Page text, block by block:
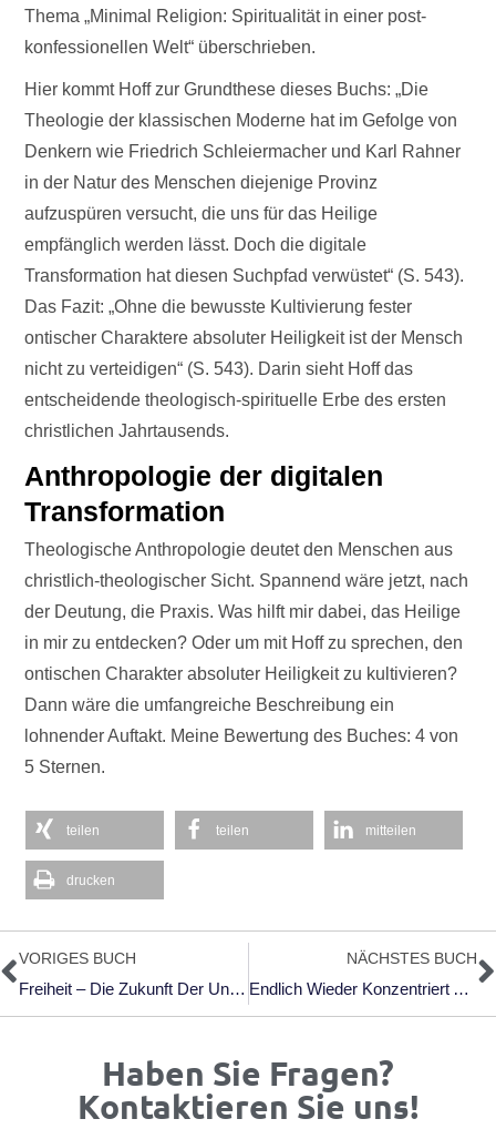
Thema „Minimal Religion: Spiritualität in einer post-
konfessionellen Welt“ überschrieben.
Hier kommt Hoff zur Grundthese dieses Buchs: „Die
Theologie der klassischen Moderne hat im Gefolge von
Denkern wie Friedrich Schleiermacher und Karl Rahner
in der Natur des Menschen diejenige Provinz
aufzuspüren versucht, die uns für das Heilige
empfänglich werden lässt. Doch die digitale
Transformation hat diesen Suchpfad verwüstet“ (S. 543).
Das Fazit: „Ohne die bewusste Kultivierung fester
ontischer Charaktere absoluter Heiligkeit ist der Mensch
nicht zu verteidigen“ (S. 543). Darin sieht Hoff das
entscheidende theologisch-spirituelle Erbe des ersten
christlichen Jahrtausends.
Anthropologie der digitalen
Transformation
Theologische Anthropologie deutet den Menschen aus
christlich-theologischer Sicht. Spannend wäre jetzt, nach
der Deutung, die Praxis. Was hilft mir dabei, das Heilige
in mir zu entdecken? Oder um mit Hoff zu sprechen, den
ontischen Charakter absoluter Heiligkeit zu kultivieren?
Dann wäre die umfangreiche Beschreibung ein
lohnender Auftakt. Meine Bewertung des Buches: 4 von
5 Sternen.
teilen teilen mitteilen
drucken
Zurück
VORIGES BUCH
Freiheit – Die Zukunft Der Unternehmensführung
NÄCHSTES BUCH
Endlich Wieder Konzentriert Arbeiten!: Wertschöpfung Im Digitalen Zeitalter Wirklich, Wirklich Neu Denken.
Haben Sie Fragen?
Kontaktieren Sie uns!